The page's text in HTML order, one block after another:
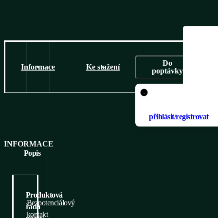
Informace Ke stažení
Do
poptávky
přihlásit/registrovat
INFORMACE
Popis
Produktová
řada
Bezpotenciálový
kontakt